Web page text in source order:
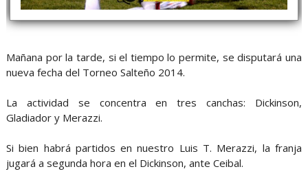
Mañana por la tarde, si el tiempo lo permite, se disputará una
nueva fecha del Torneo Salteño 2014.
La actividad se concentra en tres canchas: Dickinson,
Gladiador y Merazzi.
Si bien habrá partidos en nuestro Luis T. Merazzi, la franja
jugará a segunda hora en el Dickinson, ante Ceibal.